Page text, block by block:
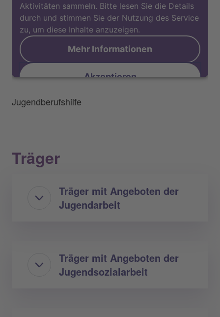
Aktivitäten sammeln. Bitte lesen Sie die Details
durch und stimmen Sie der Nutzung des Service
zu, um diese Inhalte anzuzeigen.
Mehr Informationen
Akzeptieren
Jugendberufshilfe
Träger
Träger mit Angeboten der
Jugendarbeit
Träger mit Angeboten der
Jugendsozialarbeit